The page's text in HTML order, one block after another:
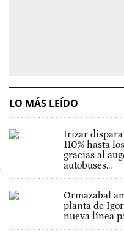
LO MÁS LEÍDO
Irizar dispara
110% hasta
gracias al
autobuses...
Ormazabal
planta de
nueva línea